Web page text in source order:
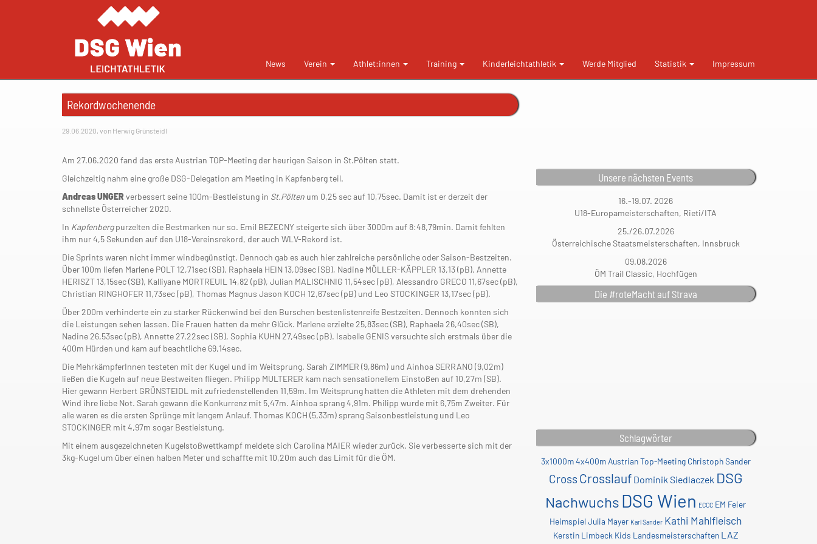
News Verein Athlet:innen Training Kinderleichtathletik Werde Mitglied Statistik Impressum
Rekordwochenende
29.06.2020, von Herwig Grünsteidl
Am 27.06.2020 fand das erste Austrian TOP-Meeting der heurigen Saison in St.Pölten statt.
Gleichzeitig nahm eine große DSG-Delegation am Meeting in Kapfenberg teil.
Andreas UNGERverbessert seine 100m-Bestleistung in St.Pölten um 0,25 sec auf 10,75sec. Damit ist er derzeit der
schnellste Österreicher 2020.
In Kapfenbergpurzelten die Bestmarken nur so. Emil BEZECNY steigerte sich über 3000m auf 8:48,79min. Damit fehlten
ihm nur 4,5 Sekunden auf den U18-Vereinsrekord, der auch WLV-Rekord ist.
Die Sprints waren nicht immer windbegünstigt. Dennoch gab es auch hier zahlreiche persönliche oder Saison-Bestzeiten.
Über 100m liefen Marlene POLT 12,71sec (SB), Raphaela HEIN 13,09sec (SB), Nadine MÖLLER-KÄPPLER 13,13 (pB), Annette
HERISZT 13,15sec (SB), Kalliyane MORTREUIL 14,82 (pB), Julian MALISCHNIG 11,54sec (pB), Alessandro GRECO 11,67sec (pB),
Christian RINGHOFER 11,73sec (pB), Thomas Magnus Jason KOCH 12,67sec (pB) und Leo STOCKINGER 13,17sec (pB).
Über 200m verhinderte ein zu starker Rückenwind bei den Burschen bestenlistenreife Bestzeiten. Dennoch konnten sich
die Leistungen sehen lassen. Die Frauen hatten da mehr Glück. Marlene erzielte 25,83sec (SB), Raphaela 26,40sec (SB),
Nadine 26,53sec (pB), Annette 27,22sec (SB), Sophia KUHN 27,49sec (pB). Isabelle GENIS versuchte sich erstmals über die
400m Hürden und kam auf beachtliche 69,14sec.
Die MehrkämpferInnen testeten mit der Kugel und im Weitsprung. Sarah ZIMMER (9,86m) und Ainhoa SERRANO (9,02m)
ließen die Kugeln auf neue Bestweiten fliegen. Philipp MULTERER kam nach sensationellem Einstoßen auf 10,27m (SB).
Hier gewann Herbert GRÜNSTEIDL mit zufriedenstellenden 11,59m. Im Weitsprung hatten die Athleten mit dem drehenden
Wind ihre liebe Not. Sarah gewann die Konkurrenz mit 5,47m. Ainhoa sprang 4,91m. Philipp wurde mit 6,75m Zweiter. Für
alle waren es die ersten Sprünge mit langem Anlauf. Thomas KOCH (5,33m) sprang Saisonbestleistung und Leo
STOCKINGER mit 4,97m sogar Bestleistung.
Mit einem ausgezeichneten Kugelstoßwettkampf meldete sich Carolina MAIER wieder zurück. Sie verbesserte sich mit der
3kg-Kugel um über einen halben Meter und schaffte mit 10,20m auch das Limit für die ÖM.
Unsere nächsten Events
16.-19.07. 2026
U18-Europameisterschaften, Rieti/ITA
25./26.07.2026
Österreichische Staatsmeisterschaften, Innsbruck
09.08.2026
ÖM Trail Classic, Hochfügen
Die #roteMacht auf Strava
Schlagwörter
3x1000m 4x400m Austrian Top-Meeting Christoph Sander
CrossCrosslauf Dominik Siedlaczek DSG
Nachwuchs DSG Wien ECCC EM Feier
Heimspiel Julia Mayer Karl Sander Kathi Mahlfleisch
Kerstin Limbeck Kids Landesmeisterschaften LAZ